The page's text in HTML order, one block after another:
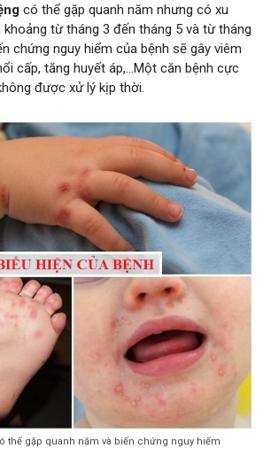
có thể gặp quanh năm nhưng có xu
từ tháng 3 đến tháng 5 và từ tháng
chứng nguy hiểm của bệnh sẽ gây viêm
cấp, tăng huyết áp,…Một căn bệnh cực
được xử lý kịp thời.
thể gặp quanh năm và biến chứng nguy hiểm